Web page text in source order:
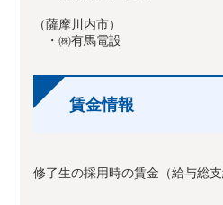
（薩摩川内市）
・㈱有馬電設
賃金情報
修了生の採用時の賃金（給与総